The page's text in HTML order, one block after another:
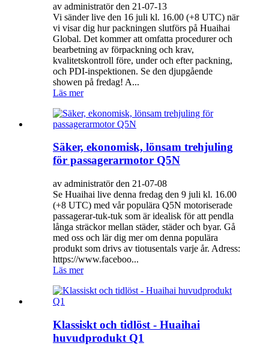
av administratör den 21-07-13
Vi sänder live den 16 juli kl. 16.00 (+8 UTC) när
vi visar dig hur packningen slutförs på Huaihai
Global. Det kommer att omfatta procedurer och
bearbetning av förpackning och krav,
kvalitetskontroll före, under och efter packning,
och PDI-inspektionen. Se den djupgående
showen på fredag! A...
Läs mer
Säker, ekonomisk, lönsam trehjuling
för passagerarmotor Q5N
av administratör den 21-07-08
Se Huaihai live denna fredag ​​den 9 juli kl. 16.00
(+8 UTC) med vår populära Q5N motoriserade
passagerar-tuk-tuk som är idealisk för att pendla
långa sträckor mellan städer, städer och byar. Gå
med oss ​​och lär dig mer om denna populära
produkt som drivs av tiotusentals varje år. Adress:
https://www.faceboo...
Läs mer
Klassiskt och tidlöst - Huaihai
huvudprodukt Q1